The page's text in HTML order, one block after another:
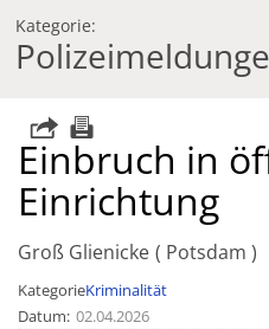
Kategorie:
Einbruch in
Einrichtung
Groß Glienicke Potsdam
KategorieKriminalität
Datum 02.04.2026